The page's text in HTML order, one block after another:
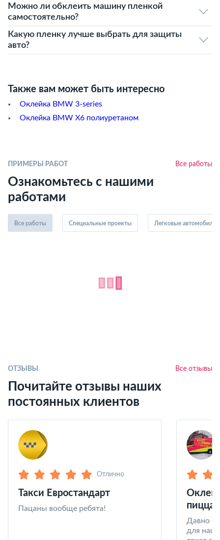
Можно ли обклеить машину пленкой
самостоятельно?
Какую пленку лучше выбрать для защиты
авто?
Также вам может быть интересно
Оклейка BMW 3-series
Оклейка BMW X6 полиуретаном
ПРИМЕРЫ РАБОТ Все работы
Ознакомьтесь с нашими
работами
Все работы Специальные проекты Легковые автомобили
ОТЗЫВЫ Все отзывы
Почитайте отзывы наших
постоянных клиентов
Отлично
Такси Евростандарт
Пацаны вообще ребята!
пицца
Давно
для